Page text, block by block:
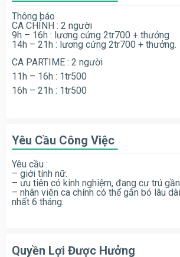
Thông báo
CA CHÍNH : 2 người
9h – 16h : lương cứng 2tr700 + thưởng
14h – 21h : lương cứng 2tr700 + thưởng.
CA PARTIME : 2 người
11h – 16h : 1tr500
16h – 21h : 1tr500
Yêu Cầu Công Việc
Yêu cầu :
– giới tính nữ.
– ưu tiên có kinh nghiệm, đang cư trú
– nhân viên ca chính có thể gắn bó lâu
nhất 6 tháng.
Quyền Lợi Được Hưởng